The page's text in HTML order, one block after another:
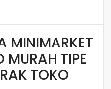
MINIMARKET
MURAH TIPE
TOKO